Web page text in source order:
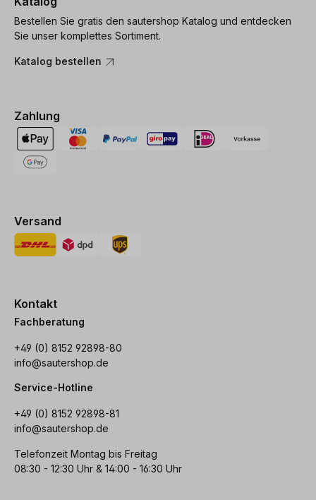
Bestellen Sie gratis den sautershop Katalog und entdecken
Sie unser komplettes Sortiment.
Katalog bestellen
Zahlung
Versand
Kontakt
Fachberatung
+49 (0) 8152 92898-80
info@sautershop.de
Service-Hotline
+49 (0) 8152 92898-81
info@sautershop.de
Telefonzeit Montag bis Freitag
08:30 - 12:30 Uhr & 14:00 - 16:30 Uhr